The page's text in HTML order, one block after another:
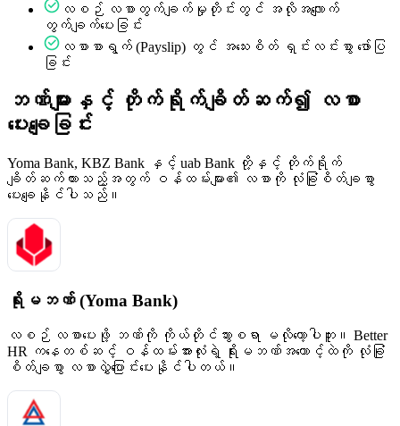
လစဉ် လစာတွက်ချက်မှုတိုင်းတွင် အလိုအလျောက်
တွက်ချက်ပေးခြင်း
လစာစာရွက် (Payslip) တွင် အသေးစိတ် ရှင်းလင်းစွာ ဖော်ပြ
ခြင်း
ဘဏ်များနှင့် တိုက်ရိုက်ချိတ်ဆက်၍ လစာ
ပေးချေခြင်း
Yoma Bank, KBZ Bank နှင့် uab Bank တို့နှင့် တိုက်ရိုက်
ချိတ်ဆက်ထားသည့်အတွက် ဝန်ထမ်းများ၏ လစာကို လုံခြုံစိတ်ချစွာ
ပေးချေနိုင်ပါသည်။
ရိုးမဘဏ် (Yoma Bank)
လစဉ် လစာပေးဖို့ ဘဏ်ကို ကိုယ်တိုင်သွားစရာ မလိုတော့ပါဘူး။ Better
HR ကနေတစ်ဆင့် ဝန်ထမ်းအားလုံးရဲ့ ရိုးမဘဏ်အကောင့်ထဲကို လုံခြုံ
စိတ်ချစွာ လစာလွှဲပြောင်းပေးနိုင်ပါတယ်။